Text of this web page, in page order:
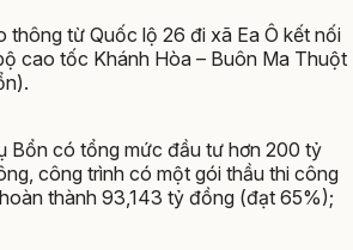
thông từ Quốc lộ 26 đi xã Ea Ô kết nối
cao tốc Khánh Hòa – Buôn Ma Thuột
Bổn có tổng mức đầu tư hơn 200 tỷ
công trình có một gói thầu thi công
thành 93,143 tỷ đồng (đạt 65%);